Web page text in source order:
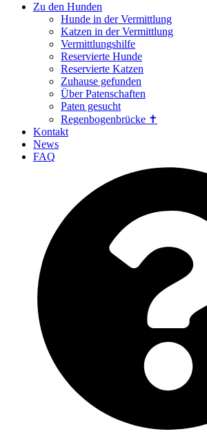
Zu den Hunden
Hunde in der Vermittlung
Katzen in der Vermittlung
Vermittlungshilfe
Reservierte Hunde
Reservierte Katzen
Zuhause gefunden
Über Patenschaften
Paten gesucht
Regenbogenbrücke ✝
Kontakt
News
FAQ